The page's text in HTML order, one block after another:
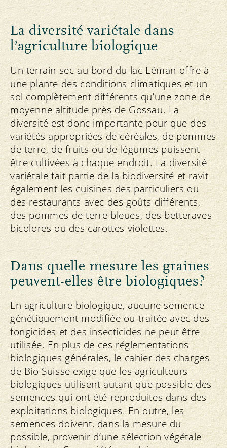
La diversité variétale dans
l’agriculture biologique
Un terrain sec au bord du lac Léman offre à
une plante des conditions climatiques et un
sol complètement différents qu’une zone de
moyenne altitude près de Gossau. La
diversité est donc importante pour que des
variétés appropriées de céréales, de pommes
de terre, de fruits ou de légumes puissent
être cultivées à chaque endroit. La diversité
variétale fait partie de la biodiversité et ravit
également les cuisines des particuliers ou
des restaurants avec des goûts différents,
des pommes de terre bleues, des betteraves
bicolores ou des carottes violettes.
Dans quelle mesure les graines
peuvent-elles être biologiques?
En agriculture biologique, aucune semence
génétiquement modifiée ou traitée avec des
fongicides et des insecticides ne peut être
utilisée. En plus de ces réglementations
biologiques générales, le cahier des charges
de Bio Suisse exige que les agriculteurs
biologiques utilisent autant que possible des
semences qui ont été reproduites dans des
exploitations biologiques. En outre, les
semences doivent, dans la mesure du
possible, provenir d’une sélection végétale